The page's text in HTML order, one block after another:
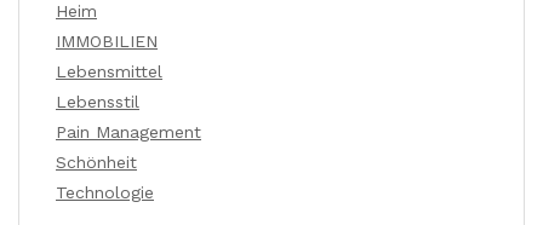
Heim
IMMOBILIEN
Lebensmittel
Lebensstil
Pain Management
Schönheit
Technologie